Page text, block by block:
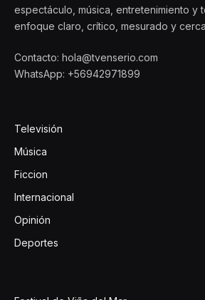
espectáculo, música, entretenimiento y
enfoque claro, crítico, mesurado y
Contacto: hola@tvenserio.com
WhatsApp: +56942971899
Televisión
Música
Ficcion
Internacional
Opinión
Deportes